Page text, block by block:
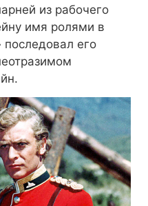
из рабочего
имя ролями в
его